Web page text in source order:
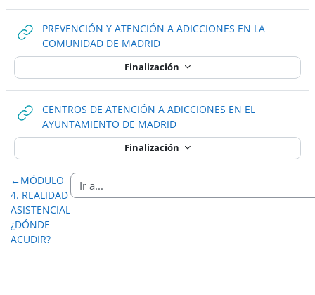
PREVENCIÓN Y ATENCIÓN A ADICCIONES EN LA
COMUNIDAD DE MADRIDURL
Finalización
CENTROS DE ATENCIÓN A ADICCIONES EN EL
AYUNTAMIENTO DE MADRIDURL
Finalización
←MÓDULO
4. REALIDAD
ASISTENCIAL
¿DÓNDE
ACUDIR?